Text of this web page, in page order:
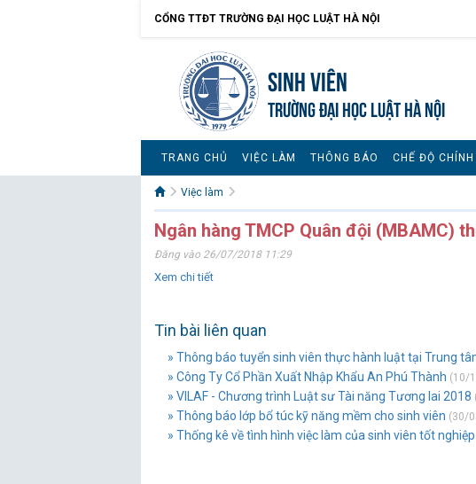
CỔNG TTĐT TRƯỜNG ĐẠI HỌC LUẬT HÀ NỘI
Sinh viên
TRƯỜNG ĐẠI HỌC LUẬT HÀ NỘI
TRANG CHỦ VIỆC LÀM THÔNG BÁO CHẾ ĐỘ CHÍNH
Việc làm
Ngân hàng TMCP Quân đội (MBAMC)
Đăng vào 26/07/2018 11:29
Xem chi tiết
Tin bài liên quan
» Thông báo tuyển sinh viên thực hành luật tại Trung
» Công Ty Cổ Phần Xuất Nhập Khẩu An Phú Thành (10/
» VILAF - Chương trình Luật sư Tài năng Tương lai 2018
» Thông báo lớp bổ túc kỹ năng mềm cho sinh viên (30/
» Thống kê về tình hình việc làm của sinh viên tốt